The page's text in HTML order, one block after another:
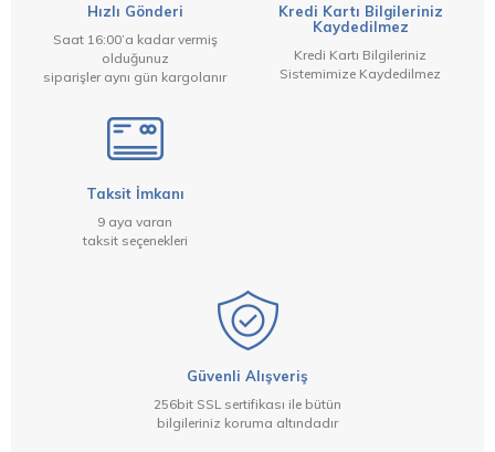
Hızlı Gönderi
Saat 16:00’a kadar vermiş
olduğunuz
siparişler aynı gün kargolanır
Kredi Kartı Bilgileriniz
Kaydedilmez
Kredi Kartı Bilgileriniz
Sistemimize Kaydedilmez
Taksit İmkanı
9 aya varan
taksit seçenekleri
Güvenli Alışveriş
256bit SSL sertifikası ile bütün
bilgileriniz koruma altındadır